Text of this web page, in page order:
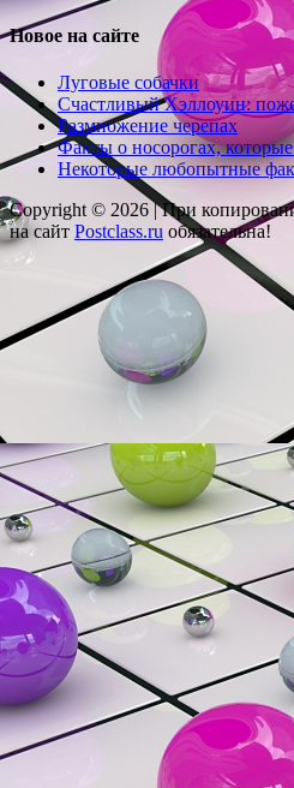
Новое на сайте
Луговые собачки
Счастливый Хэллоуин:
Размножение черепах
Факты о носорогах,
Некоторые любопытные
Copyright © 2026 |При
на сайт Postclass.ru обязательна!